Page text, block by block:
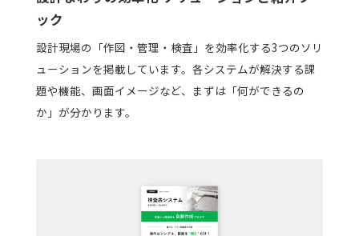
ック
設計現場の「作図・管理・検査」を効率化する3つのソリ
ューションを掲載しています。各システムが解決する課
題や機能、画面イメージなど、まずは「何ができるの
か」が分かります。